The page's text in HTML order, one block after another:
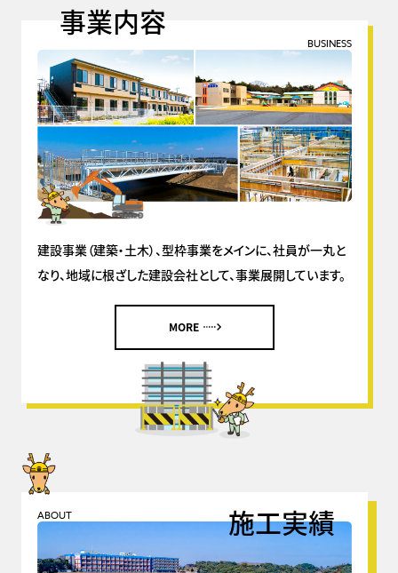
BUSINESS
建設事業（建築・土木）、型枠事業をメインに、社員が一丸と
なり、地域に根ざした建設会社として、事業展開しています。
MORE
事業内容
ABOUT 施工実績